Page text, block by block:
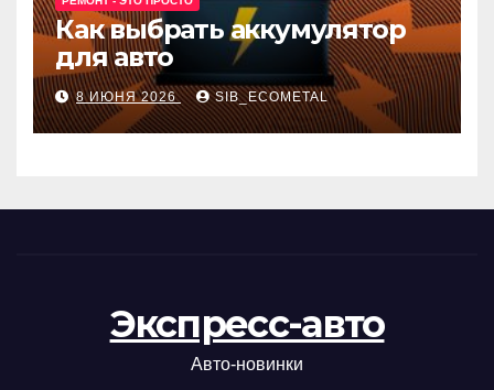
Как выбрать аккумулятор
для авто
8 ИЮНЯ 2026 SIB_ECOMETAL
Экспресс-авто
Авто-новинки